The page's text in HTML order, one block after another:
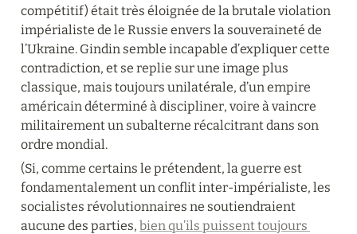
compétitif) était très éloignée de la brutale violation
impérialiste de le Russie envers la souveraineté de
l’Ukraine. Gindin semble incapable d’expliquer cette
contradiction, et se replie sur une image plus
classique, mais toujours unilatérale, d’un empire
américain déterminé à discipliner, voire à vaincre
militairement un subalterne récalcitrant dans son
ordre mondial.
(Si, comme certains le prétendent, la guerre est
fondamentalement un conflit inter-impérialiste, les
socialistes révolutionnaires ne soutiendraient
aucune des parties, bien qu’ils puissent toujours